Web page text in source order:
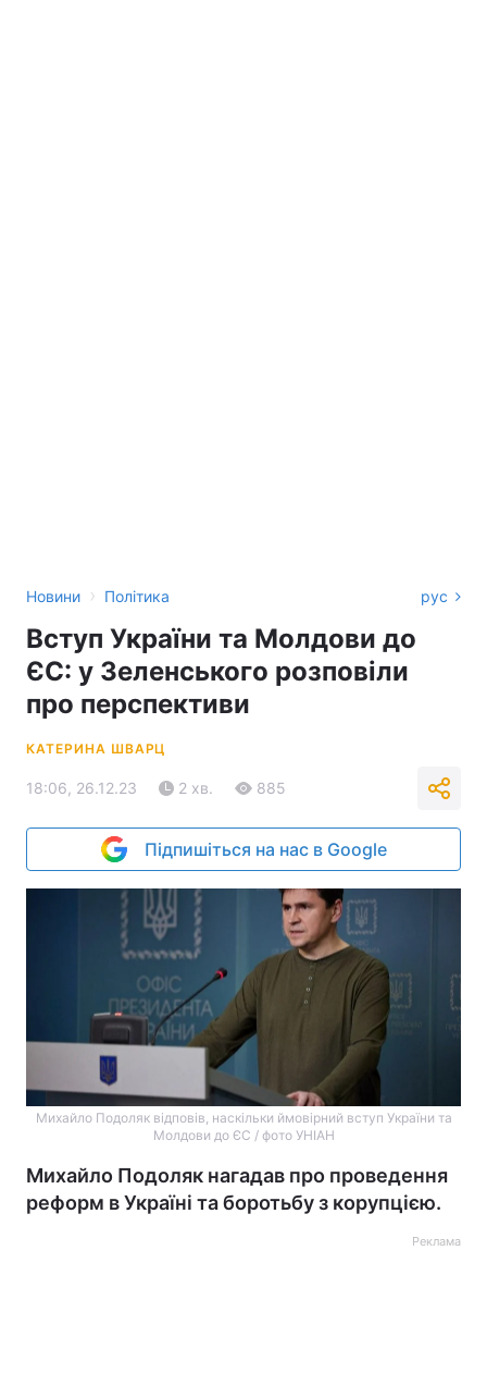
Новини › Політика рус
Вступ України та Молдови до
ЄС: у Зеленського розповіли
про перспективи
КАТЕРИНА ШВАРЦ
18:06, 26.12.23 2 хв. 885
Підпишіться на нас в Google
Михайло Подоляк відповів, наскільки ймовірний вступ України та
Молдови до ЄС / фото УНІАН
Михайло Подоляк нагадав про проведення
реформ в Україні та боротьбу з корупцією.
Реклама